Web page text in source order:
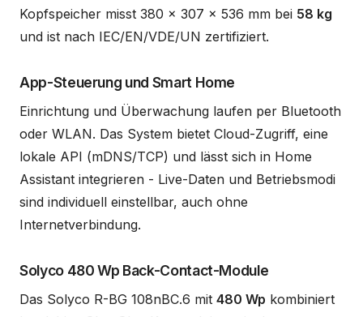
Kopfspeicher misst 380 x 307 x 536 mm bei 58 kg
und ist nach IEC/EN/VDE/UN zertifiziert.
App-Steuerung und Smart Home
Einrichtung und Überwachung laufen per Bluetooth
oder WLAN. Das System bietet Cloud-Zugriff, eine
lokale API (mDNS/TCP) und lässt sich in Home
Assistant integrieren - Live-Daten und Betriebsmodi
sind individuell einstellbar, auch ohne
Internetverbindung.
Solyco 480 Wp Back-Contact-Module
Das Solyco R-BG 108nBC.6 mit 480 Wp kombiniert